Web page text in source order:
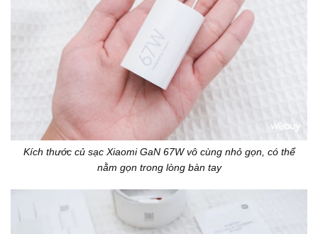
Kích thước củ sạc Xiaomi GaN 67W vô cùng nhỏ gọn, có thể
nằm gọn trong lòng bàn tay